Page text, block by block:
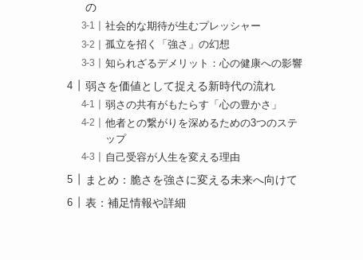
の
社会的な期待が生むプレッシャー
孤立を招く「強さ」の幻想
知られざるデメリット：心の健康への影響
弱さを価値として捉える新時代の流れ
弱さの共有がもたらす「心の豊かさ」
他者との繋がりを深めるための3つのステ
ップ
自己受容が人生を変える理由
まとめ：脆さを強さに変える未来へ向けて
表：補足情報や詳細